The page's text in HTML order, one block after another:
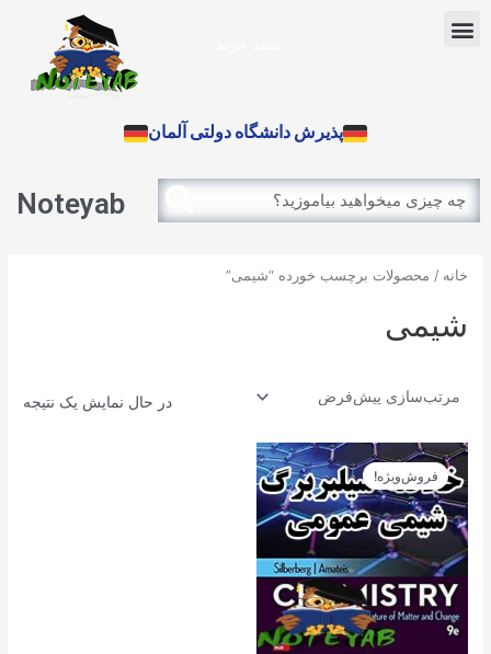
Menu
پذیرش دانشگاه دولتی آلمان
Search
Search
Noteyab
خانه / محصولات برچسب خورده “شیمی”
شیمی
در حال نمایش یک نتیجه
فروش‌ویژه!
قیمت
اصلی
14.900تومان
بود.
قیمت
فعلی
13.410تومان
است.